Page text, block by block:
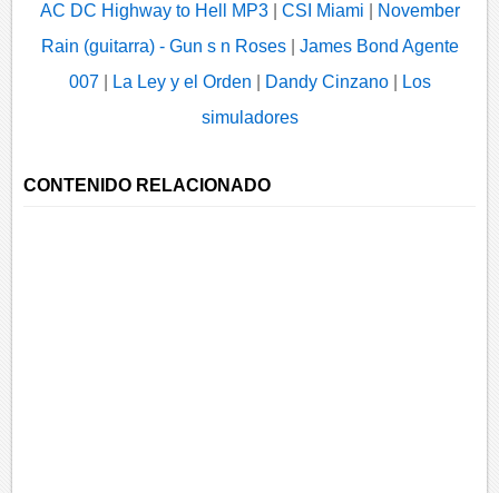
AC DC Highway to Hell MP3| CSI Miami
November
Rain (guitarra) - Gun s n Roses| James Bond Agente
007| La Ley y el Orden Dandy Cinzano|
Los
simuladores
CONTENIDO RELACIONADO